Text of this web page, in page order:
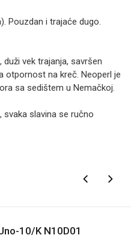
Pouzdan i trajaće dugo.
vek trajanja, savršen
otpornost na kreč. Neoperl je
sa sedištem u Nemačkoj.
svaka slavina se ručno
10/K N10D01